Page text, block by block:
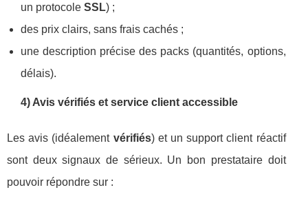
un protocole SSL) ;
des prix clairs, sans frais cachés ;
une description précise des packs (quantités, options,
délais).
4) Avis vérifiés et service client accessible
Les avis (idéalement vérifiés) et un support client réactif
sont deux signaux de sérieux. Un bon prestataire doit
pouvoir répondre sur :